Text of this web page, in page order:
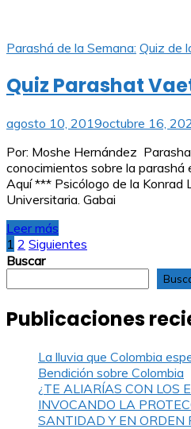
Parashá de la Semana: Quiz de
Quiz Parashat
agosto 10, 2019octubre 16,
Por: Moshe Hernández
conocimientos sobre la parashá
Aquí *** Psicólogo de la Konrad
Universitaria. Gabai
Leer más
Paginación
de
entradas
1 2 Siguientes
Buscar
Publicaciones
La lluvia que Colombia
Bendición sobre Colombia
¿TE ALIARÍAS CON LOS
INVOCANDO LA
SANTIDAD Y EN ORDEN